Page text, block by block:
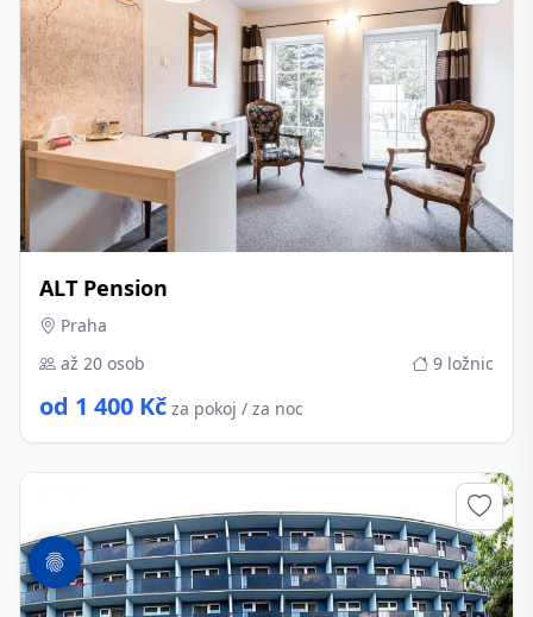
ALT Pension
Praha
až 20 osob
9 ložnic
od 1 400 Kč za pokoj / za noc